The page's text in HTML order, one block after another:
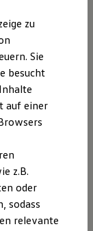
der
besuchen.
durch
unserer
Daten
durch uns
Folgenden
zu
Sie
besucht
auf einer
z.B.
oder
sodass
relevante